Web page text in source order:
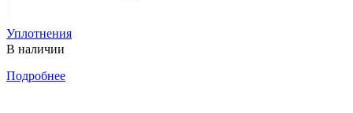
Уплотнения
В наличии
Подробнее